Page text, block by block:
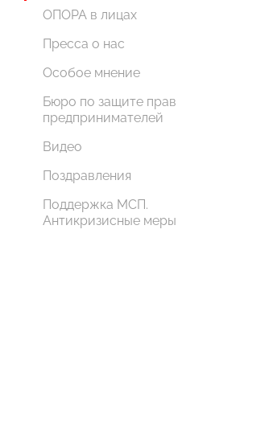
ОПОРА в лицах
Пресса о нас
Особое мнение
Бюро по защите прав
предпринимателей
Видео
Поздравления
Поддержка МСП.
Антикризисные меры